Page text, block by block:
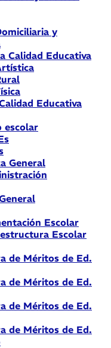
y
Calidad Educativa
Educativa
escolar
General
Escolar
Escolar
de Méritos de Ed.
de Méritos de Ed.
de Méritos de Ed.
de Méritos de Ed.